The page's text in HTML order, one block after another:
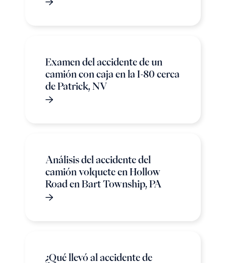
Examen del accidente de un
camión con caja en la I-80 cerca
de Patrick, NV
Análisis del accidente del
camión volquete en Hollow
Road en Bart Township, PA
¿Qué llevó al accidente de